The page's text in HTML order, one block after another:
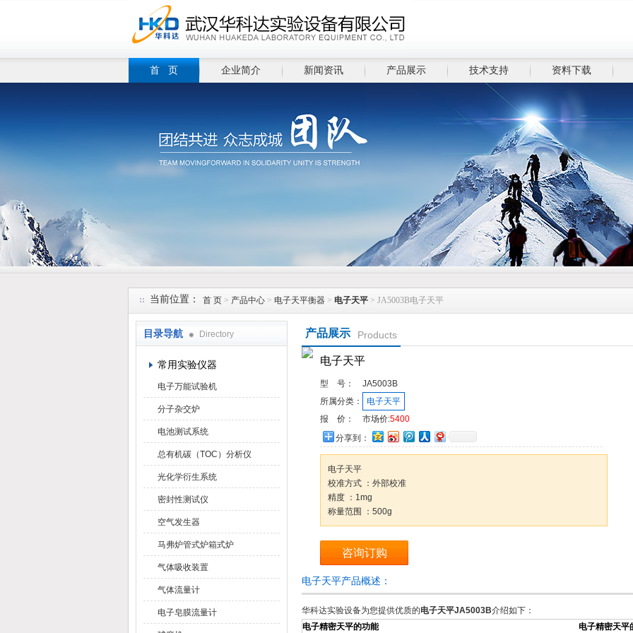
首 页 企业简介 新闻资讯 产品展示 技术支持 资料下载
当前位置： 首 页 > 产品中心 > 电子天平衡器 > 电子天平 > JA5003B电子天平
目录导航 Directory
常用实验仪器
电子万能试验机
分子杂交炉
电池测试系统
总有机碳（TOC）分析仪
光化学衍生系统
密封性测试仪
空气发生器
马弗炉管式炉箱式炉
气体吸收装置
气体流量计
电子皂膜流量计
产品展示 Products
电子天平
型 号：
JA5003B
所属分类：
电子天平
报 价：
市场价:5400
分享到：
电子天平
校准方式 ：外部校准
精度 ：1mg
称量范围 ：500g
咨询订购
电子天平产品概述：
华科达实验设备为您提供优质的电子天平JA5003B介绍如下：
电子精密天平的功能
电子精密天平